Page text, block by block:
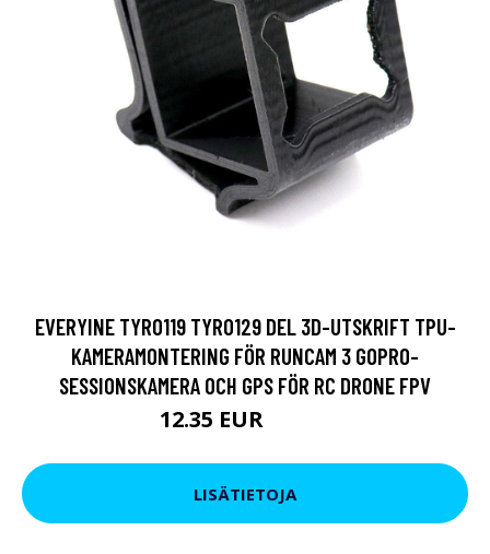
EVERYINE TYRO119 TYRO129 DEL 3D-UTSKRIFT TPU-
KAMERAMONTERING FÖR RUNCAM 3 GOPRO-
SESSIONSKAMERA OCH GPS FÖR RC DRONE FPV
12.35 EUR
LISÄTIETOJA